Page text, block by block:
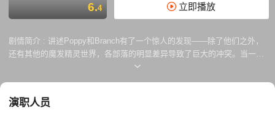
6.4 立即播放
剧情简介 : 讲述Poppy和Branch有了一个惊人的发现——除了他们之外，
还有其他的魔发精灵世界，各部落的明显差异导致了巨大的冲突。当一种
神秘的邪恶力量让所有的精灵世界都面临危险时，Poppy和Branch以及朋
流行音乐、乡村音乐、嘻哈音乐、硬摇滚、骤停打击乐、电子舞曲等都
演职人员